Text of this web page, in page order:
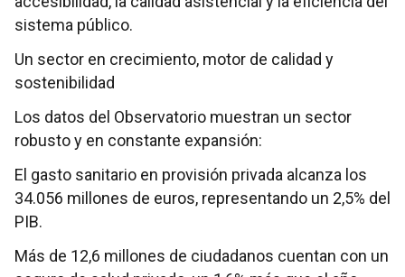
sistema público.
Un sector en crecimiento, motor de calidad y
sostenibilidad
Los datos del Observatorio muestran un sector
robusto y en constante expansión:
El gasto sanitario en provisión privada alcanza los
34.056 millones de euros, representando un 2,5% del
PIB.
Más de 12,6 millones de ciudadanos cuentan con un